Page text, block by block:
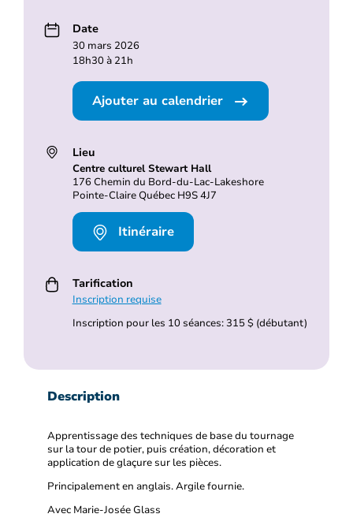
Date
30 mars 2026
18h30 à 21h
Ajouter au calendrier
Lieu
Centre culturel Stewart Hall
176 Chemin du Bord-du-Lac-Lakeshore
Pointe-Claire Québec H9S 4J7
Itinéraire
Tarification
Inscription requise
Inscription pour les 10 séances: 315 $ (débutant)
Description
Apprentissage des techniques de base du tournage
sur la tour de potier, puis création, décoration et
application de glaçure sur les pièces.
Principalement en anglais. Argile fournie.
Avec Marie-Josée Glass